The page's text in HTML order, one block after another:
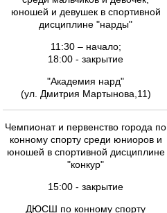
юношей и девушек в спортивной
дисциплине "нарды"
11:30 – начало;
18:00 - закрытие
"Академия нард"
(ул. Дмитрия Мартынова,11)
Чемпионат и первенство города по
конному спорту среди юниоров и
юношей в спортивной дисциплине
"конкур"
15:00 - закрытие
ДЮСШ по конному спорту